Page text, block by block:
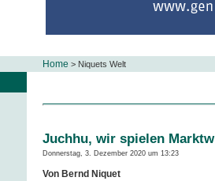
Home > Niquets Welt
Juchhu, wir spielen
Donnerstag, 3. Dezember 2020 um 13:23
Von Bernd Niquet